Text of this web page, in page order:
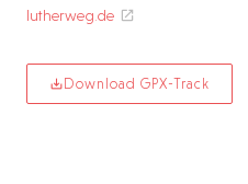
lutherweg.de
Download GPX-Track